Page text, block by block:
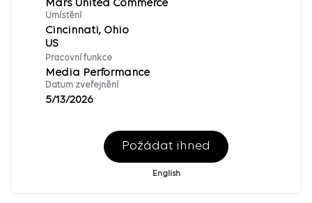
Mars United Commerce
Umístění
Cincinnati, Ohio
Pracovní funkce
Media Performance
Datum zveřejnění
5/13/2026
Požádat ihned
English